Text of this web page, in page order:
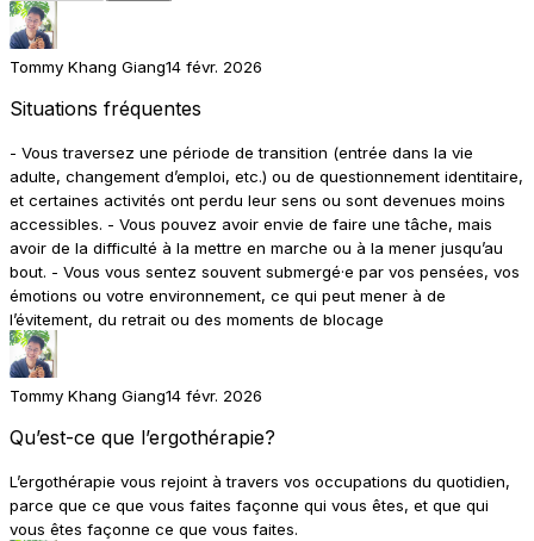
Tommy Khang Giang14 févr. 2026
Situations fréquentes
- Vous traversez une période de transition (entrée dans la vie
adulte, changement d’emploi, etc.) ou de questionnement identitaire,
et certaines activités ont perdu leur sens ou sont devenues moins
accessibles. - Vous pouvez avoir envie de faire une tâche, mais
avoir de la difficulté à la mettre en marche ou à la mener jusqu’au
bout. - Vous vous sentez souvent submergé·e par vos pensées, vos
émotions ou votre environnement, ce qui peut mener à de
l’évitement, du retrait ou des moments de blocage
Tommy Khang Giang14 févr. 2026
Qu’est-ce que l’ergothérapie?
L’ergothérapie vous rejoint à travers vos occupations du quotidien,
parce que ce que vous faites façonne qui vous êtes, et que qui
vous êtes façonne ce que vous faites.